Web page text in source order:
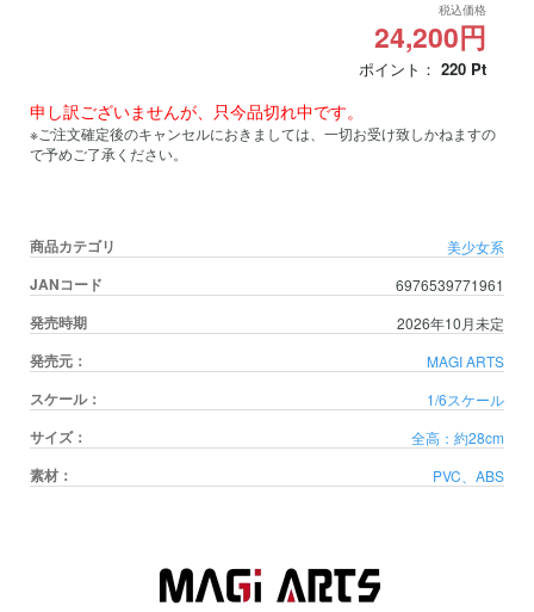
税込価格
24,200円
ポイント： 220 Pt
申し訳ございませんが、只今品切れ中です。
※ご注文確定後のキャンセルにおきましては、一切お受け致しかねますの
で予めご了承ください。
商品カテゴリ 美少女系
JANコード 6976539771961
発売時期 2026年10月未定
発売元： MAGI ARTS
スケール： 1/6スケール
サイズ： 全高：約28cm
素材： PVC、ABS